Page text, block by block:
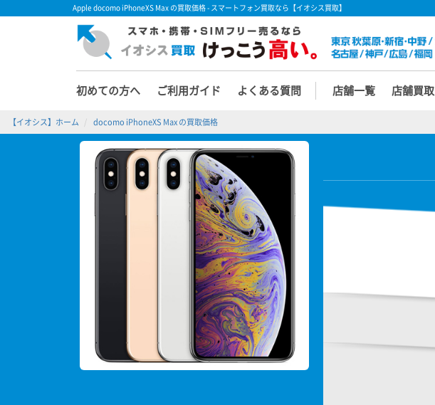
Apple docomo iPhoneXS Max の買取価格 - スマートフォン買取なら【イオシス買取】
初めての方へ ご利用ガイド よくある質問 店舗一覧 店舗買取
【イオシス】ホーム docomo iPhoneXS Max の買取価格